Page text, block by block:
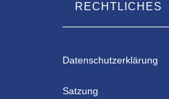
RECHTLICHES
Datenschutzerklärung
Satzung